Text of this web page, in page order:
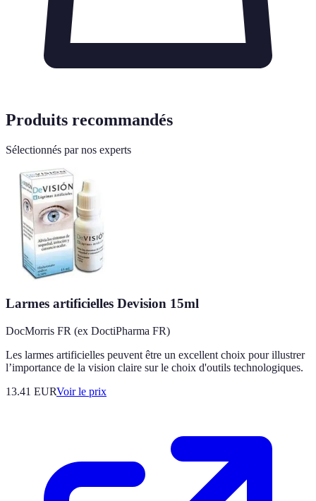
Produits recommandés
Sélectionnés par nos experts
Larmes artificielles Devision 15ml
DocMorris FR (ex DoctiPharma FR)
Les larmes artificielles peuvent être un excellent choix pour illustrer
l’importance de la vision claire sur le choix d'outils technologiques.
13.41 EURVoir le prix